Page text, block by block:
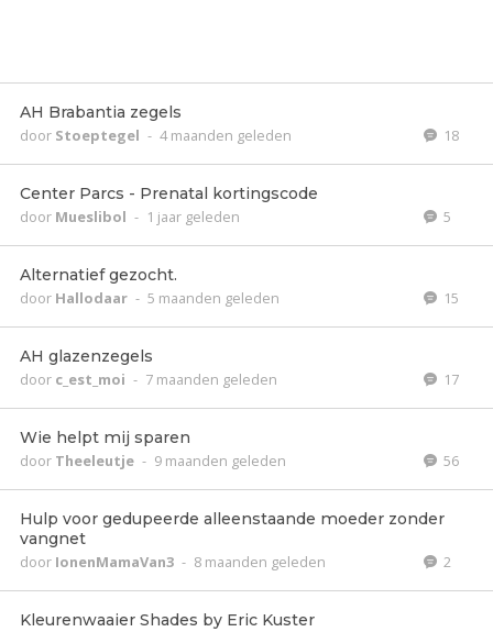
AH Brabantia zegels
door Stoeptegel - 4 maanden geleden 18
Center Parcs - Prenatal kortingscode
door Mueslibol - 1 jaar geleden 5
Alternatief gezocht.
door Hallodaar - 5 maanden geleden 15
AH glazenzegels
door c_est_moi - 7 maanden geleden 17
Wie helpt mij sparen
door Theeleutje - 9 maanden geleden 56
Hulp voor gedupeerde alleenstaande moeder zonder
vangnet
door IonenMamaVan3 - 8 maanden geleden 2
Kleurenwaaier Shades by Eric Kuster